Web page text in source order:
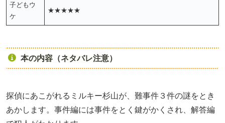
子どもウ
ケ
★★★★★
本の内容（ネタバレ注意）
探偵にあこがれるミルキー杉山が、難事件３件の謎をとき
あかします。事件編には事件をとく鍵がかくされ、解答編